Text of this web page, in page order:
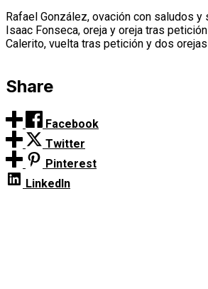
Rafael González, ovación con saludos y
Isaac Fonseca, oreja y oreja tras petición
Calerito, vuelta tras petición y dos orejas
Share
Facebook
Twitter
Pinterest
LinkedIn